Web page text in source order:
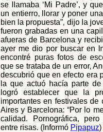
se llamaba ‘Mi Padre’, y
un entierro, llorar y poner
bien la propuesta”, dijo la
fueron grabadas en una
afueras de Barcelona y
ayer me dio por buscar en
encontré puras fotos de
que se trataba de un error,
descubrió que en efecto era
la que actuó hacía parte
logró establecer que la
importantes en festivales
Aires y Barcelona: “Por lo
calidad. Pornográfica,
entre risas. (Informó Pipapuz)